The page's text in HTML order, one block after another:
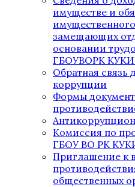
имуществе и
замещающих
основании
ГБОУВОРК
Обратная связь
коррупции
Формы
Комиссия по
ГБОУ ВО РК
Приглашение к
общественных